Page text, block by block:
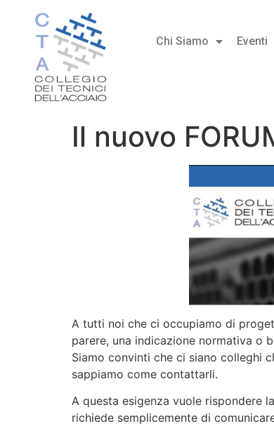
Chi Siamo Eventi
Il nuovo
A tutti noi che ci occupiamo di
parere, una indicazione normativa o
Siamo convinti che ci siano colleghi
sappiamo come contattarli.
A questa esigenza vuole rispondere
richiede semplicemente di